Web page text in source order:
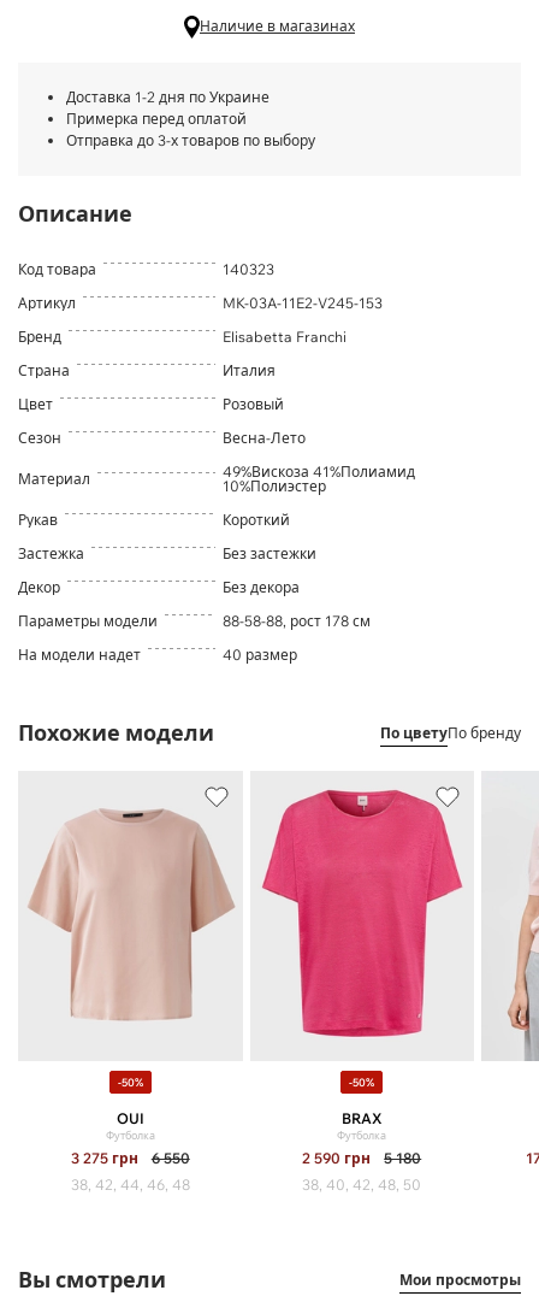
Наличие в магазинах
Доставка 1-2 дня по Украине
Примерка перед оплатой
Отправка до 3-х товаров по выбору
Описание
Код товара
140323
Артикул
MK-03A-11E2-V245-153
Бренд
Elisabetta Franchi
Страна
Италия
Цвет
Розовый
Сезон
Весна-Лето
Материал
49%Вискоза 41%Полиамид
10%Полиэстер
Рукав
Короткий
Застежка
Без застежки
Декор
Без декора
Параметры модели
88-58-88, рост 178 см
На модели надет
40 размер
Похожие модели По цветуПо бренду
-50%
OUI
Футболка
3 275 грн
6 550
38, 42, 44, 46, 48
-50%
BRAX
Футболка
2 590 грн
5 180
38, 40, 42, 48, 50
Вы смотрели Мои просмотры